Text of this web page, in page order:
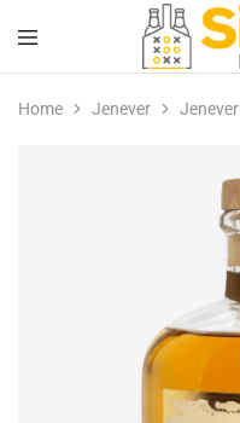
Simonsdrank.nl
Drank,
&
Home Jenever Jenever